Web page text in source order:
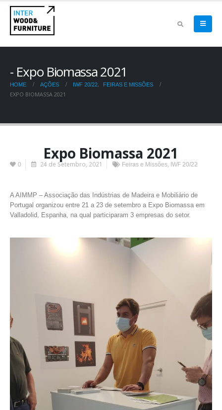
Expo Biomassa 2021
HOME AÇÕES IWF 20/22, FEIRAS E MISSÕES
EXPO BIOMASSA 2021
Expo Biomassa 2021
0 24 de Setembro, 2021 Feiras e Missões IWF 20/22
A AIMMP – Associação das Indústrias de Madeira e Mobiliário de
Portugal organizou entre 21 a 23 de setembro a Expo Biomassa em
Valladolid, Espanha, na qual participaram 3 empresas do setor.